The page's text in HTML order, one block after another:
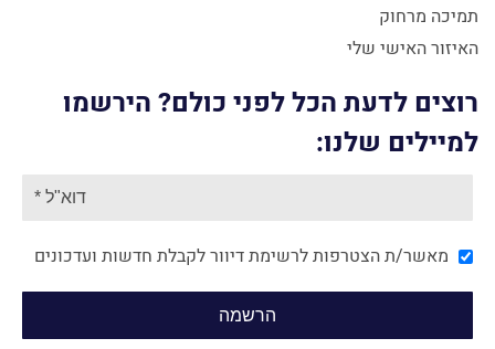
תמיכה מרחוק
האיזור האישי שלי
רוצים לדעת הכל לפני כולם? הירשמו
למיילים שלנו:
מאשר/ת הצטרפות לרשימת דיוור לקבלת חדשות ועדכונים